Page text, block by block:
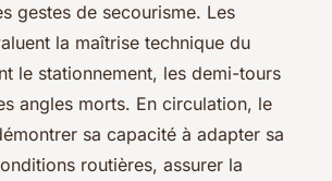
gestes de secourisme. Les
la maîtrise technique du
le stationnement, les demi-tours
angles morts. En circulation, le
sa capacité à adapter sa
routières, assurer la